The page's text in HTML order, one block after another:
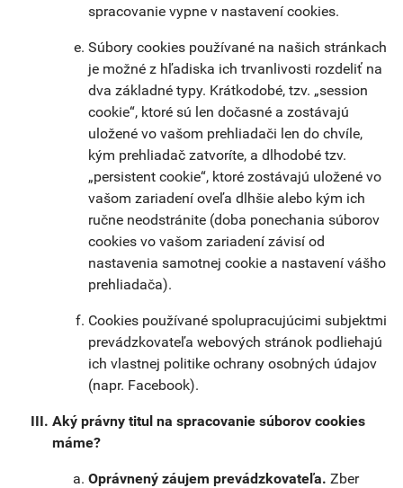
spracovanie vypne v nastavení cookies.
Súbory cookies používané na našich stránkach
je možné z hľadiska ich trvanlivosti rozdeliť na
dva základné typy. Krátkodobé, tzv. „session
cookie“, ktoré sú len dočasné a zostávajú
uložené vo vašom prehliadači len do chvíle,
kým prehliadač zatvoríte, a dlhodobé tzv.
„persistent cookie“, ktoré zostávajú uložené vo
vašom zariadení oveľa dlhšie alebo kým ich
ručne neodstránite (doba ponechania súborov
cookies vo vašom zariadení závisí od
nastavenia samotnej cookie a nastavení vášho
prehliadača).
Cookies používané spolupracujúcimi subjektmi
prevádzkovateľa webových stránok podliehajú
ich vlastnej politike ochrany osobných údajov
(napr. Facebook).
Aký právny titul na spracovanie súborov cookies
máme?
Oprávnený záujem prevádzkovateľa. Zber